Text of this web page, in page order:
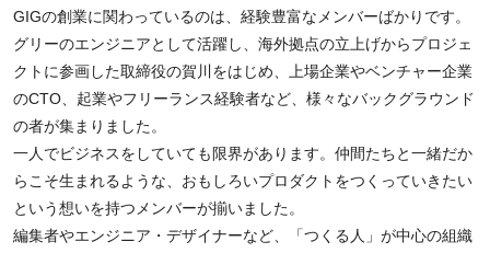
GIGの創業に関わっているのは、経験豊富なメンバーばかりです。
グリーのエンジニアとして活躍し、海外拠点の立上げからプロジェ
クトに参画した取締役の賀川をはじめ、上場企業やベンチャー企業
のCTO、起業やフリーランス経験者など、様々なバックグラウンド
の者が集まりました。
一人でビジネスをしていても限界があります。仲間たちと一緒だか
らこそ生まれるような、おもしろいプロダクトをつくっていきたい
という想いを持つメンバーが揃いました。
編集者やエンジニア・デザイナーなど、「つくる人」が中心の組織